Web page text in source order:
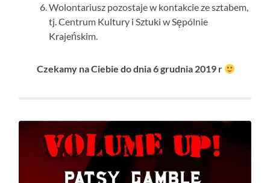
Wolontariusz pozostaje w kontakcie ze sztabem,
tj. Centrum Kultury i Sztuki w Sępólnie
Krajeńskim.
Czekamy na Ciebie do dnia 6 grudnia 2019 r